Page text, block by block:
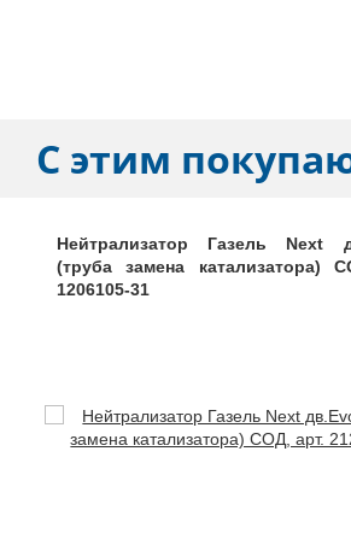
С этим
Нейтрализатор Газель Next
(труба замена катализатора)
1206105-31